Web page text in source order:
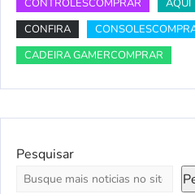
CONTROLESCOMPRAR
AQUI
CONFIRA
CADEIRA GAMERCOMPRAR
Pesquisar